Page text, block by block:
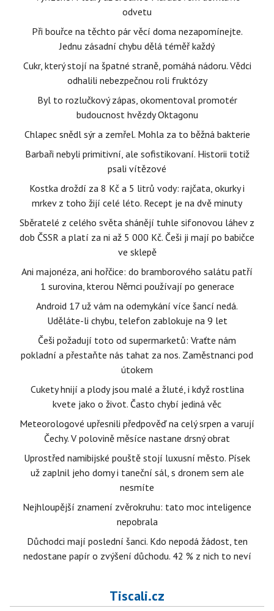
odvetu
Při bouřce na těchto pár věcí doma nezapomínejte.
Jednu zásadní chybu dělá téměř každý
Cukr, který stojí na špatné straně, pomáhá nádoru. Vědci
odhalili nebezpečnou roli fruktózy
Byl to rozlučkový zápas, okomentoval promotér
budoucnost hvězdy Oktagonu
Chlapec snědl sýr a zemřel. Mohla za to běžná bakterie
Barbaři nebyli primitivní, ale sofistikovaní. Historii totiž
psali vítězové
Kostka droždí za 8 Kč a 5 litrů vody: rajčata, okurky i
mrkev z toho žijí celé léto. Recept je na dvě minuty
Sběratelé z celého světa shánějí tuhle sifonovou láhev z
dob ČSSR a platí za ni až 5 000 Kč. Češi ji mají po babičce
ve sklepě
Ani majonéza, ani hořčice: do bramborového salátu patří
1 surovina, kterou Němci používají po generace
Android 17 už vám na odemykání více šancí nedá.
Uděláte-li chybu, telefon zablokuje na 9 let
Češi požadují toto od supermarketů: Vraťte nám
pokladní a přestaňte nás tahat za nos. Zaměstnanci pod
útokem
Cukety hnijí a plody jsou malé a žluté, i když rostlina
kvete jako o život. Často chybí jediná věc
Meteorologové upřesnili předpověď na celý srpen a varují
Čechy. V polovině měsíce nastane drsný obrat
Uprostřed namibijské pouště stojí luxusní město. Písek
už zaplnil jeho domy i taneční sál, s dronem sem ale
nesmíte
Nejhloupější znamení zvěrokruhu: tato moc inteligence
nepobrala
Důchodci mají poslední šanci. Kdo nepodá žádost, ten
nedostane papír o zvýšení důchodu. 42 % z nich to neví
Tiscali.cz